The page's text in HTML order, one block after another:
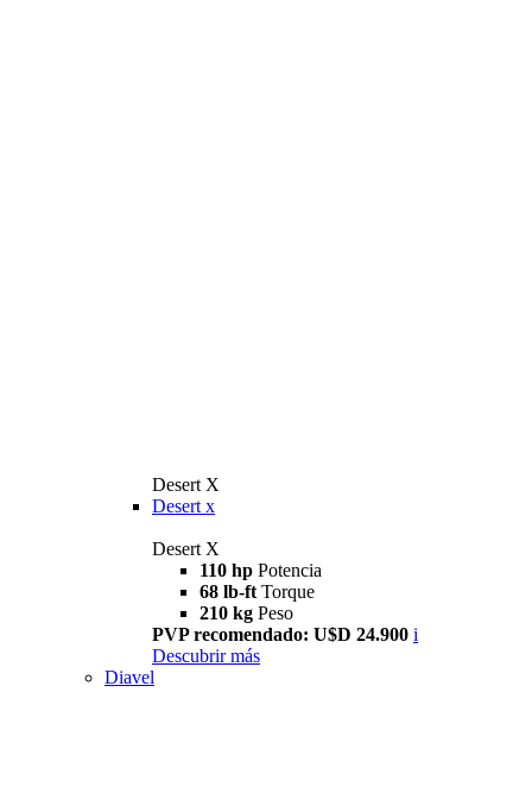
Desert X
Desert x
Desert X
110 hp Potencia
68 lb-ft Torque
210 kg Peso
PVP recomendado: U$D 24.900 i
Descubrir más
Diavel